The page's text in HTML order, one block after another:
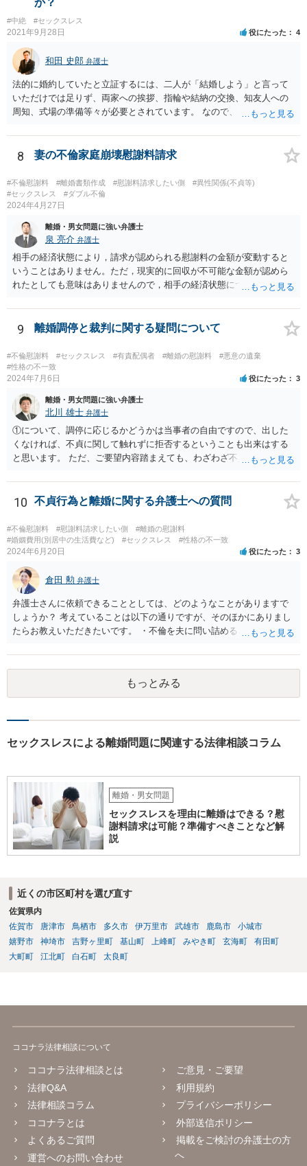
ることから始めてください。 場合によっては、話し合いの前に別居す
ることも考えられます。 話し合いの準備としては、一般論として、ど
のような条件で離婚するかについて、ご質問者様の希望をまとめた
り、 財産分与等のために必要になる資料を集めたりします。 可能であ
れば、ご依頼になるかは別にして、お近くの弁護士に直接相談して、
話を聞いたうえで進めるといいですよ。 ご参考にしていただければ幸
いです。
#中絶 #セックスレス
2021年9月28日 役にたった 4
和田 史郎 弁護士
法的に婚約していたと立証するには、二人が「結婚しよう」と言って
いただけでは足りず、両家への挨拶、指輪や結納の交換、知友人への
周知、式場の準備等々が必要とされています。 なので、ご記載の内容
士に依頼して、相手の請求を拒否する旨の回答をするのが良いかと思
います。
8 妻の不倫家庭崩壊慰謝料請求
#不倫慰謝料 #離婚書類作成 #慰謝料請求したい側
#異性関係(不貞等)
#セックスレス
#ダブル不倫
2024年4月27日
離婚・男女問題に強い弁護士
泉 亮介 弁護士
相手の経済状態により，請求が認められる慰謝料の金額が変動すると
いうことはありません。ただ，現実的に回収が不可能な金額が認めら
れたとしても意味はありませんので，相手の経済状態については考慮
謝料と離婚慰謝料については，不貞慰謝料の中で離婚をすることとな
った点についても含めて金額を算定するケースが多いかと思われま
す。実質的に同じ事情をベースに算定されていることが多いかと思わ
れますので，不貞慰謝料として離婚に至った点についても含めた慰謝
料の支払いを受けた上で，不貞により離婚となったことの慰謝料を配
偶者に別途請求することとなると事実上二重取りと評価される可能性
があるかと思われます。
9 離婚調停と裁判に関する疑問について
#不倫慰謝料 #セックスレス #有責配偶者 #離婚の慰謝料
#悪意の遺棄
#性格の不一致
2024年7月6日 役にたった 3
離婚・男女問題に強い弁護士
北川 雄士 弁護士
①について、調停に応じるかどうかは当事者の自由ですので、出した
くなければ、不貞に関して触れずに拒否するということも出来はする
と思います。 ただ、ご要望内容踏まえても、わざわざ不貞に触れない
償のこともあるので、不貞についてしっかりと主張する方針で進めて
も良いように思われます。 ②セックスレスと不貞と言っても、事案に
よって程度・経緯等様々ですので、一概にどのように判断されるとは
断言できません。 当該事案で、結局夫婦関係を破綻させた原因が何だ
ったと判断されるか次第です。 ただ、不貞があって出て行ったと認定
された場合、それまで夫婦として一応生活をしてきていたとなると、
不貞以前に夫婦関係が破綻していたと立証するのは一般に難しいよう
にも思われます。 また、有責配偶者となると、有責配偶者側からの離
婚請求は一般に困難となります。 ただ、法律等で何年と具体的に決ま
っている訳ではないので、お子様の状況を含めた経緯等含めて、裁判
所が有責配偶者からの請求であっても離婚を認めるべきであるかを判
断することになります。 いずれにせよ、実際に不貞があったことを示
10 不貞行為と離婚に関する弁護士への質問
#不倫慰謝料 #慰謝料請求したい側
#離婚の慰謝料
#婚姻費用(別居中の生活費など)
#セックスレス #性格の不一致
2024年6月20日 役にたった 3
倉田 勲 弁護士
弁護士さんに依頼できることとしては、どのようなことがありますで
しょうか？ 考えていることは以下の通りですが、そのほかにありまし
たらお教えいただきたいです。 ・不倫を夫に問い詰めるときに弁護士
次第になりますが、この依頼を受ける弁護士は少ない印象はありま
す。 ・不倫女に内容証明で慰謝料請求する ・婚姻費用を申立て（自分
でできるのか？） →離婚や不貞関係を扱っている弁護士であれば通常
対応しています。 なお、婚姻費用の申立てについてご自身で対応され
婚調停となった場合の継続的なサポート →離婚事件を扱っている弁護
している弁護士もいますが、そのようなサポート業務のみ対応してい
るかは各弁護士次第によります。
もっとみる
セックスレスによる離婚問題に関連する法律相談コラム
離婚・男女問題
セックスレスを理由に離婚はできる？慰
謝料請求は可能？準備すべきことなど解
説
近くの市区町村を選び直す
佐賀県内
佐賀市
唐津市 鳥栖市 多久市 伊万里市 武雄市 鹿島市
小城市
嬉野市
神埼市 吉野ヶ里町 基山町 上峰町 みやき町 玄海町
有田町
大町町
江北町 白石町 太良町
ココナラ法律相談について
ココナラ法律相談とは
法律Q&A
法律相談コラム
ココナラとは
よくあるご質問
運営へのお問い合わせ
ご意見・ご要望
利用規約
プライバシーポリシー
外部送信ポリシー
掲載をご検討の弁護士の方
へ